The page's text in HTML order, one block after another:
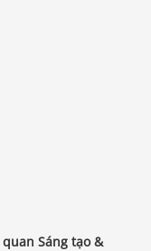
Sáng tạo &